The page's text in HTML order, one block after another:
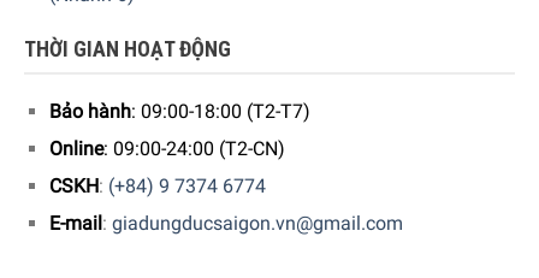
THỜI GIAN HOẠT ĐỘNG
Bảo hành: 09:00-18:00 (T2-T7)
Online: 09:00-24:00 (T2-CN)
CSKH: (+84) 9 7374 6774
E-mail : giadungducsaigon.vn@gmail.com